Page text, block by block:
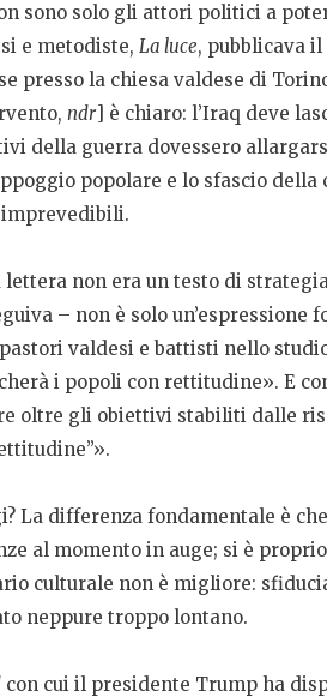
sono solo gli attori politici a
e metodiste, La luce, pubblicava
presso la chiesa valdese di
ndr] è chiaro: l’Iraq deve
della guerra dovessero
popolare e lo sfascio
lettera non era un testo di
– non è solo un’espressione
valdesi e battisti nello
i popoli con rettitudine». E
oltre gli obiettivi stabiliti dalle
La differenza fondamentale è
al momento in auge; si è
culturale non è migliore:
neppure troppo lontano.
con cui il presidente Trump ha